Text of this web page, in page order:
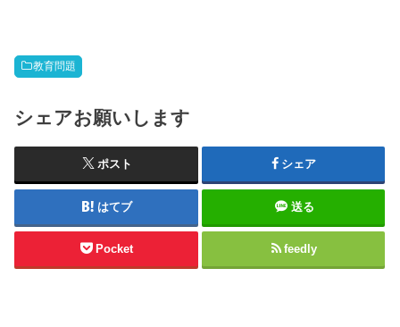
教育問題
シェアお願いします
ポスト シェア
はてブ 送る
Pocket feedly